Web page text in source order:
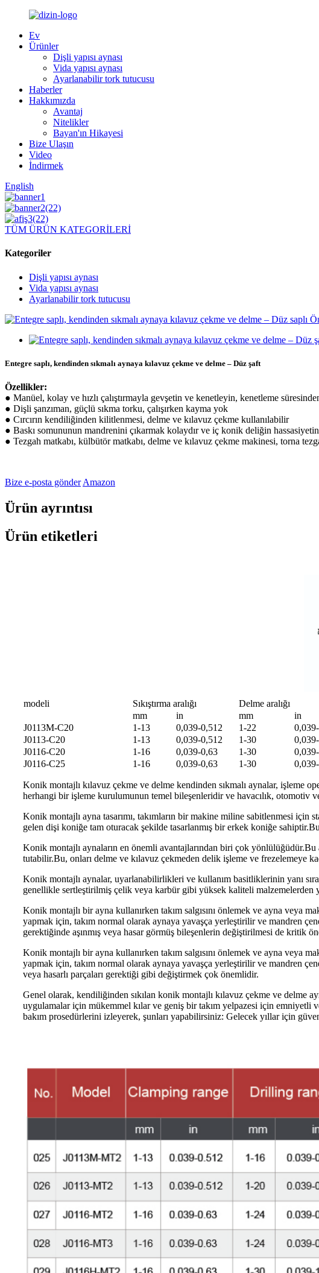
Ev
Ürünler
Dişli yapısı aynası
Vida yapısı aynası
Ayarlanabilir tork tutucusu
Haberler
Hakkımızda
Avantaj
Nitelikler
Bayan'ın Hikayesi
Bize Ulaşın
Video
İndirmek
English
TÜM ÜRÜN KATEGORİLERİ
Kategoriler
Dişli yapısı aynası
Vida yapısı aynası
Ayarlanabilir tork tutucusu
Entegre saplı, kendinden sıkmalı aynaya kılavuz çekme ve delme – Düz şaft
Özellikler:
● Manüel, kolay ve hızlı çalıştırmayla gevşetin ve kenetleyin, kenetleme
● Dişli şanzıman, güçlü sıkma torku, çalışırken kayma yok
● Cırcırın kendiliğinden kilitlenmesi, delme ve kılavuz çekme kullanılabilir
● Baskı somununun mandrenini çıkarmak kolaydır ve iç konik deliğin
● Tezgah matkabı, külbütör matkabı, delme ve kılavuz çekme makinesi, torna
Bize e-posta gönder Amazon
Ürün ayrıntısı
Ürün etiketleri
modeli Sıkıştırma aralığı Delme aralığı
mm
in mm in
J0113M-C20
1-13 0,039-0,512 1-22
J0113-C20
1-13 0,039-0,512 1-30
J0116-C20
1-16 0,039-0,63 1-30
J0116-C25
1-16 0,039-0,63 1-30
Konik montajlı kılavuz çekme ve delme kendinden sıkmalı aynalar, işleme
herhangi bir işleme kurulumunun temel bileşenleridir ve havacılık, otomotiv
Konik montajlı ayna tasarımı, takımların bir makine miline sabitlenmesi için
gelen dişi koniğe tam oturacak şekilde tasarlanmış bir erkek koniğe
Konik montajlı aynaların en önemli avantajlarından biri çok
tutabilir.Bu, onları delme ve kılavuz çekmeden delik işleme ve frezelemeye
Konik montajlı aynalar, uyarlanabilirlikleri ve kullanım basitliklerinin yanı
genellikle sertleştirilmiş çelik veya karbür gibi yüksek kaliteli malzemelerden
Konik montajlı bir ayna kullanırken takım salgısını önlemek ve ayna veya
yapmak için, takım normal olarak aynaya yavaşça yerleştirilir ve mandren
gerektiğinde aşınmış veya hasar görmüş bileşenlerin değiştirilmesi de kritik
Konik montajlı bir ayna kullanırken takım salgısını önlemek ve ayna veya
yapmak için, takım normal olarak aynaya yavaşça yerleştirilir ve mandren
veya hasarlı parçaları gerektiği gibi değiştirmek çok önemlidir.
Genel olarak, kendiliğinden sıkılan konik montajlı kılavuz çekme ve delme
uygulamalar için mükemmel kılar ve geniş bir takım yelpazesi için emniyetli
bakım prosedürlerini izleyerek, şunları yapabilirsiniz: Gelecek yıllar için